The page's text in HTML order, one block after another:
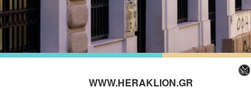
WWW.HERAKLION.GR